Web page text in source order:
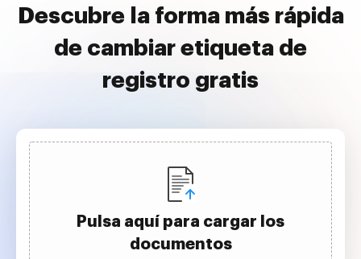
Descubre la forma más rápida
de cambiar etiqueta de
registro gratis
Pulsa aquí para cargar los
documentos